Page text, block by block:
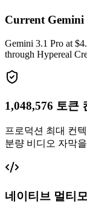
Current Gemini
Gemini 3.1 Pro at
through Hypereal
1,048,576 토큰
프로덕션 최대 컨
분량 비디오 자막
네이티브 멀티